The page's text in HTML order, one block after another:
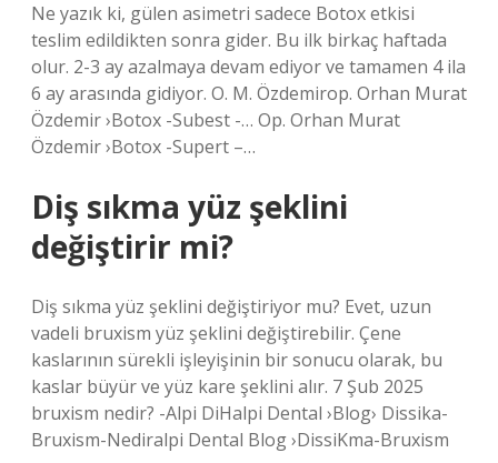
Ne yazık ki, gülen asimetri sadece Botox etkisi
teslim edildikten sonra gider. Bu ilk birkaç haftada
olur. 2-3 ay azalmaya devam ediyor ve tamamen 4 ila
6 ay arasında gidiyor. O. M. Özdemirop. Orhan Murat
Özdemir ›Botox -Subest -… Op. Orhan Murat
Özdemir ›Botox -Supert –…
Diş sıkma yüz şeklini
değiştirir mi?
Diş sıkma yüz şeklini değiştiriyor mu? Evet, uzun
vadeli bruxism yüz şeklini değiştirebilir. Çene
kaslarının sürekli işleyişinin bir sonucu olarak, bu
kaslar büyür ve yüz kare şeklini alır. 7 Şub 2025
bruxism nedir? -Alpi DiHalpi Dental ›Blog› Dissika-
Bruxism-Nediralpi Dental Blog ›DissiKma-Bruxism